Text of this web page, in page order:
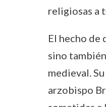
religiosas a
El hecho de
sino
medieval.
arzobispo